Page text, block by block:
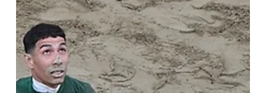
El jinete venezolano recibió 3 días de inhabilitación y una multa
económica tras superar el límite permitido cuando montó a
Chief Wallabee SARATOGA SPRINGS, New York (Especial para
Turf Diario).- Apenas unos días después de la disputa del
Belmont Stakes (G1), las autoridades hípicas de Nueva York
anunciaron una nueva sanción para Junior Alvarado por
infringir las reglas vigentes relacionadas con el uso de la fusta